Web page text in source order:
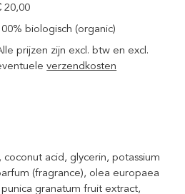
20,00
biologisch (organic)
prijzen zijn excl. btw en excl.
verzendkosten
acid, glycerin, potassium
(fragrance), olea europaea
granatum fruit extract,